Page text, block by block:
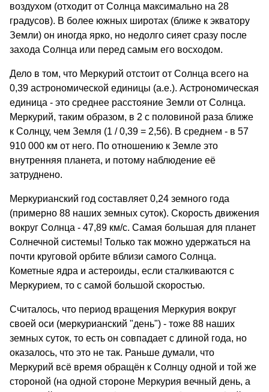
воздухом (отходит от Солнца максимально на 28
градусов). В более южных широтах (ближе к экватору
Земли) он иногда ярко, но недолго сияет сразу после
захода Солнца или перед самым его восходом.
Дело в том, что Меркурий отстоит от Солнца всего на
0,39 астрономической единицы (а.е.). Астрономическая
единица - это среднее расстояние Земли от Солнца.
Меркурий, таким образом, в 2 с половиной раза ближе
к Солнцу, чем Земля (1 / 0,39 = 2,56). В среднем - в 57
910 000 км от него. По отношению к Земле это
внутренняя планета, и потому наблюдение её
затруднено.
Меркурианский год составляет 0,24 земного года
(примерно 88 наших земных суток). Скорость движения
вокруг Солнца - 47,89 км/с. Самая большая для планет
Солнечной системы! Только так можно удержаться на
почти круговой орбите вблизи самого Солнца.
Кометные ядра и астероиды, если сталкиваются с
Меркурием, то с самой большой скоростью.
Считалось, что период вращения Меркурия вокруг
своей оси (меркурианский "день") - тоже 88 наших
земных суток, то есть он совпадает с длиной года, но
оказалось, что это не так. Раньше думали, что
Меркурий всё время обращён к Солнцу одной и той же
стороной (на одной стороне Меркурия вечный день, а